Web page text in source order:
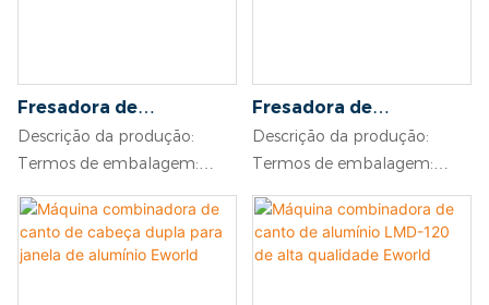
Fresadora de
extremidade de porta
de janela de alumínio
Eworld
Descrição da produção:
Termos de embalagem:
adequado para envio por via
marítima
Condições de pagamento:
Fresadora de
extremidade de porta
de janela de alta
fazer janelas Eworld
Descrição da produção:
Termos de embalagem:
adequado para envio por via
marítima
Condições de pagamento: